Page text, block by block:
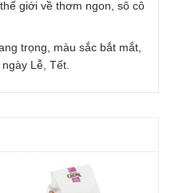
giới về thơm ngon, sô cô
trọng, màu sắc bắt mắt,
Lễ, Tết.